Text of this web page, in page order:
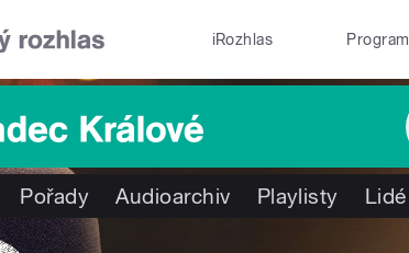
iRozhlas Program
Pořady Audioarchiv Playlisty Lidé